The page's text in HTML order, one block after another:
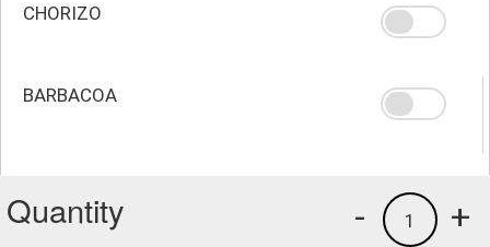
CHORIZO
BARBACOA
Quantity +
1
-